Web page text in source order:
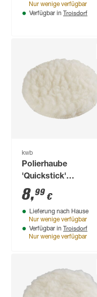
Nur wenige verfügbar
Verfügbar in Troisdorf
kwb
Polierhaube
'Quickstick'
Lammwolle
selbsthaftend Ø 125
mm
8,99 €
Lieferung nach Hause
Nur wenige verfügbar
Verfügbar in Troisdorf
Nur wenige verfügbar